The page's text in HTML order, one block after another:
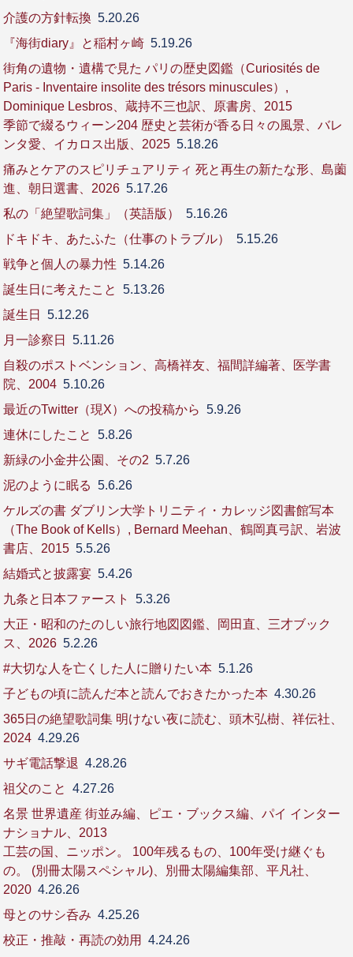
介護の方針転換 5.20.26
『海街diary』と稲村ヶ崎 5.19.26
街角の遺物・遺構で見た パリの歴史図鑑（Curiosités de
Paris - Inventaire insolite des trésors minuscules）,
Dominique Lesbros、蔵持不三也訳、原書房、2015
季節で綴るウィーン204 歴史と芸術が香る日々の風景、バレ
ンタ愛、イカロス出版、2025 5.18.26
痛みとケアのスピリチュアリティ 死と再生の新たな形、島薗
進、朝日選書、2026 5.17.26
私の「絶望歌詞集」（英語版）
5.16.26
ドキドキ、あたふた（仕事のトラブル）
5.15.26
戦争と個人の暴力性 5.14.26
誕生日に考えたこと
5.13.26
誕生日
5.12.26
月一診察日
5.11.26
自殺のポストベンション、高橋祥友、福間詳編著、医学書
院、2004 5.10.26
最近のTwitter（現X）への投稿から 5.9.26
連休にしたこと
5.8.26
新緑の小金井公園、その2 5.7.26
泥のように眠る 5.6.26
ケルズの書 ダブリン大学トリニティ・カレッジ図書館写本
（The Book of Kells）, Bernard Meehan、鶴岡真弓訳、岩波
書店、2015 5.5.26
結婚式と披露宴 5.4.26
九条と日本ファースト
5.3.26
大正・昭和のたのしい旅行地図図鑑、岡田直、三才ブック
ス、2026 5.2.26
#大切な人を亡くした人に贈りたい本 5.1.26
子どもの頃に読んだ本と読んでおきたかった本 4.30.26
365日の絶望歌詞集 明けない夜に読む、頭木弘樹、祥伝社、
2024 4.29.26
サギ電話撃退 4.28.26
祖父のこと
4.27.26
名景 世界遺産 街並み編、ピエ・ブックス編、パイ インター
ナショナル、2013
工芸の国、ニッポン。 100年残るもの、100年受け継ぐも
の。 (別冊太陽スペシャル)、別冊太陽編集部、平凡社、
2020 4.26.26
母とのサシ呑み 4.25.26
校正・推敲・再読の効用
4.24.26